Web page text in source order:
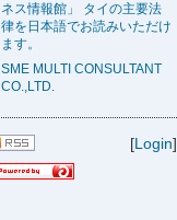
ネス情報館」 タイの主要法
律を日本語でお読みいただけ
ます。
SME MULTI CONSULTANT
CO.,LTD.
[Login]